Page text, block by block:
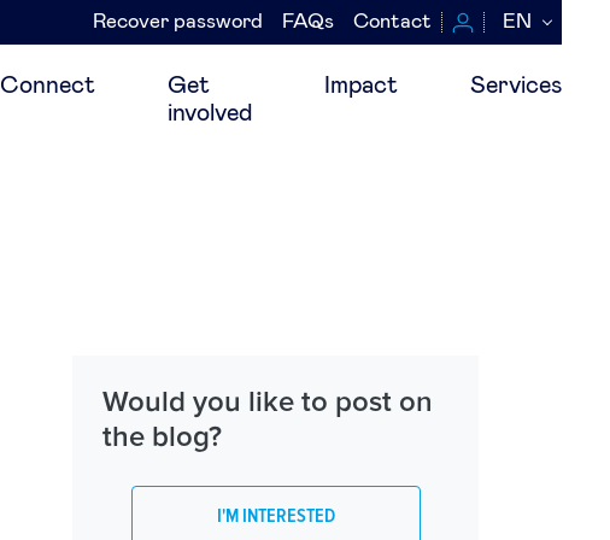
Navegación
secundaria
Recover password FAQs Contact EN
Connect
Get
involved
Impact Services
Would you like to post on
the blog?
I'M INTERESTED